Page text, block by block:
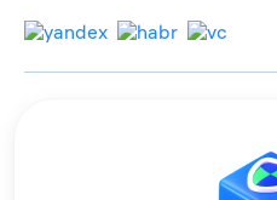
Personal data processing policy